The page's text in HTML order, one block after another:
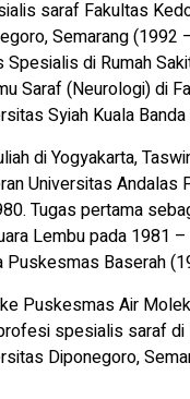
saraf Fakultas
Semarang (1992
di Rumah
Saraf (Neurologi) di
Syiah Kuala Banda
di Yogyakarta,
Universitas Andalas
Tugas pertama
Lembu pada 1981
Puskesmas Baserah
Puskesmas Air
spesialis saraf di
Diponegoro,